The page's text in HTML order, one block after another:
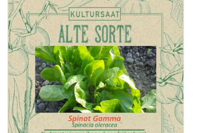
Für Kinder
Geschenkideen
Katalog